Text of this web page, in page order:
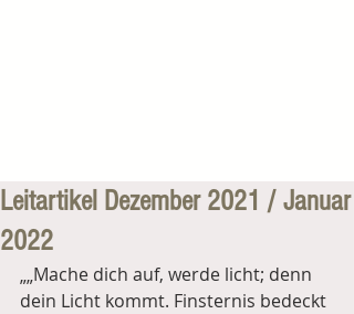
Leitartikel Dezember 2021 / Januar
2022
„„Mache dich auf, werde licht; denn
dein Licht kommt. Finsternis bedeckt